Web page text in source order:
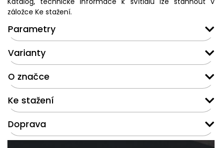
záložce Ke stažení.
Parametry
Varianty
O značce
Ke stažení
Doprava